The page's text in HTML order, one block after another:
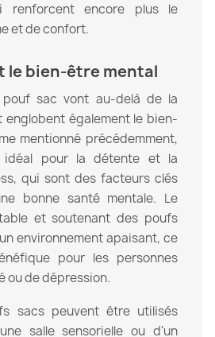
renforcent encore plus le
et de confort.
le bien-être mental
sac vont au-delà de la
englobent également le bien-
mentionné précédemment,
pour la détente et la
qui sont des facteurs clés
bonne santé mentale. Le
et soutenant des poufs
environnement apaisant, ce
pour les personnes
ou de dépression.
sacs peuvent être utilisés
salle sensorielle ou d'un